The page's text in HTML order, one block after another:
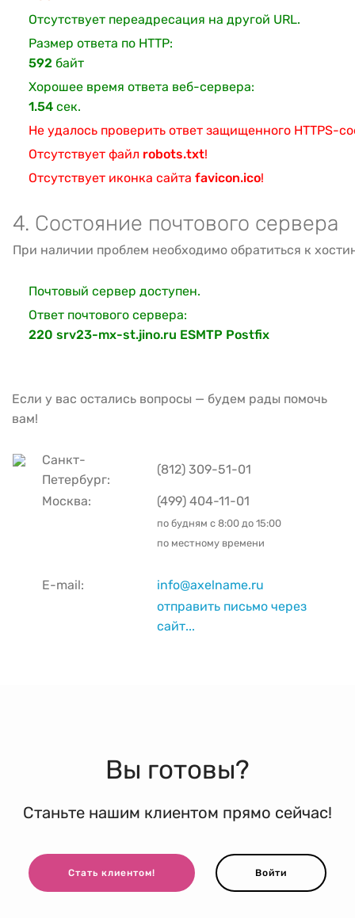
Отсутствует переадресация на другой URL.
Размер ответа по HTTP:
592 байт
Хорошее время ответа веб-сервера:
1.54 сек.
Не удалось проверить ответ защищенного HTTPS-
Отсутствует файл robots.txt!
Отсутствует иконка сайта favicon.ico!
4. Состояние почтового сервера
При наличии проблем необходимо обратиться к
Почтовый сервер доступен.
Ответ почтового сервера:
220 srv23-mx-st.jino.ru ESMTP Postfix
Если у вас остались вопросы — будем рады помочь
вам!
Санкт-
Петербург:
(812) 309-51-01
Москва: (499) 404-11-01
по будням с 8:00 до 15:00
по местному времени
E-mail:
info@axelname.ru
отправить письмо через
сайт...
Вы готовы?
Станьте нашим клиентом прямо сейчас!
Стать клиентом! Войти